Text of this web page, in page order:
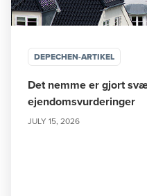
DEPECHEN-ARTIKEL
Det nemme er gjort
ejendomsvurderinger
JULY 15, 2026